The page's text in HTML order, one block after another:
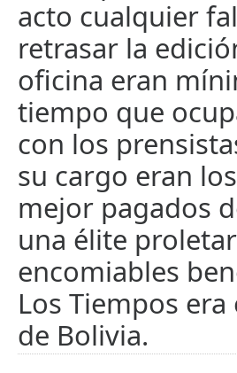
acto cualquier
retrasar la
oficina eran
tiempo que
con los
su cargo eran
mejor pagados
una élite
encomiables
Los Tiempos
de Bolivia.